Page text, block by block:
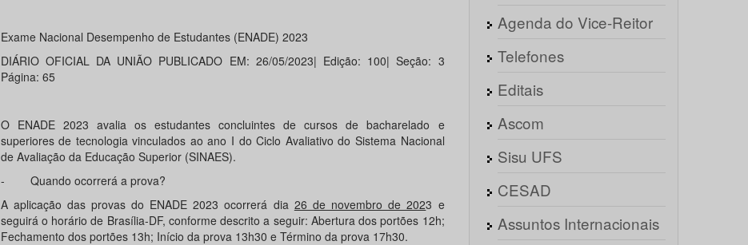
Exame Nacional Desempenho de Estudantes (ENADE) 2023
DIÁRIO OFICIAL DA UNIÃO PUBLICADO EM: 26/05/2023| Edição: 100| Seção: 3
Página: 65
O ENADE 2023 avalia os estudantes concluintes de cursos de bacharelado e
superiores de tecnologia vinculados ao ano I do Ciclo Avaliativo do Sistema Nacional
de Avaliação da Educação Superior (SINAES).
- Quando ocorrerá a prova?
A aplicação das provas do ENADE 2023 ocorrerá dia 26 de novembro de 2023 e
seguirá o horário de Brasília-DF, conforme descrito a seguir: Abertura dos portões 12h;
Fechamento dos portões 13h; Início da prova 13h30 e Término da prova 17h30.
Agenda do Vice-Reitor
Telefones
Editais
Ascom
Sisu UFS
CESAD
Assuntos Internacionais